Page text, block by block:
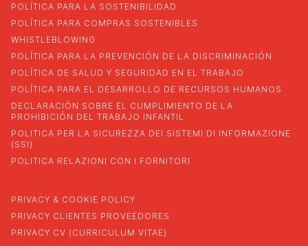
POLÍTICA PARA LA SOSTENIBILIDAD
POLÍTICA PARA COMPRAS SOSTENIBLES
WHISTLEBLOWING
POLÍTICA PARA LA PREVENCIÓN DE LA DISCRIMINACIÓN
POLÍTICA DE SALUD Y SEGURIDAD EN EL TRABAJO
POLÍTICA PARA EL DESARROLLO DE RECURSOS HUMANOS
DECLARACIÓN SOBRE EL CUMPLIMIENTO DE LA
PROHIBICIÓN DEL TRABAJO INFANTIL
POLITICA PER LA SICUREZZA DEI SISTEMI DI INFORMAZIONE
(SSI)
POLITICA RELAZIONI CON I FORNITORI
PRIVACY & COOKIE POLICY
PRIVACY CLIENTES PROVEEDORES
PRIVACY CV (CURRICULUM VITAE)